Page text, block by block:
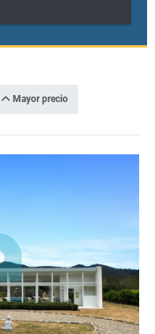
Mayor precio